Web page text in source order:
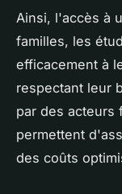
Ainsi, l'accès à
familles, les
efficacement à
respectant leur
par des acteurs
permettent
des coûts